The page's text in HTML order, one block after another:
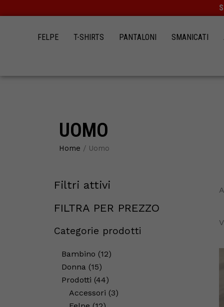
al
contenuto
FELPE T-SHIRTS PANTALONI SMANICATI
UOMO
Home / Uomo
Filtri attivi
FILTRA PER PREZZO
Categorie prodotti
Bambino 12
12
Donna 15
15
Prodotti 44
44
Accessori 3
12
19